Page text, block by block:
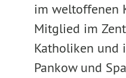
im weltoffenen
Mitglied im
Katholiken und
Pankow und